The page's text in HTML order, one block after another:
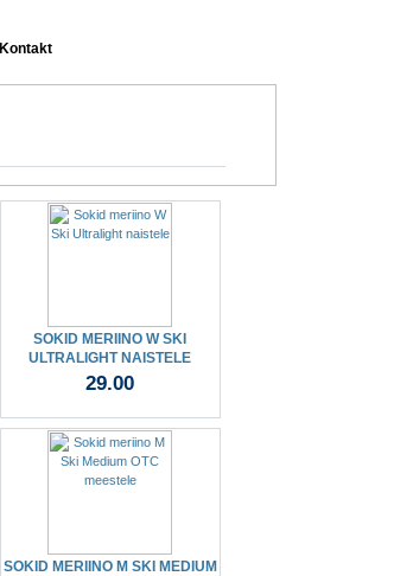
Kontakt
SOKID MERIINO W SKI
ULTRALIGHT NAISTELE
29.00
SOKID MERIINO M SKI MEDIUM